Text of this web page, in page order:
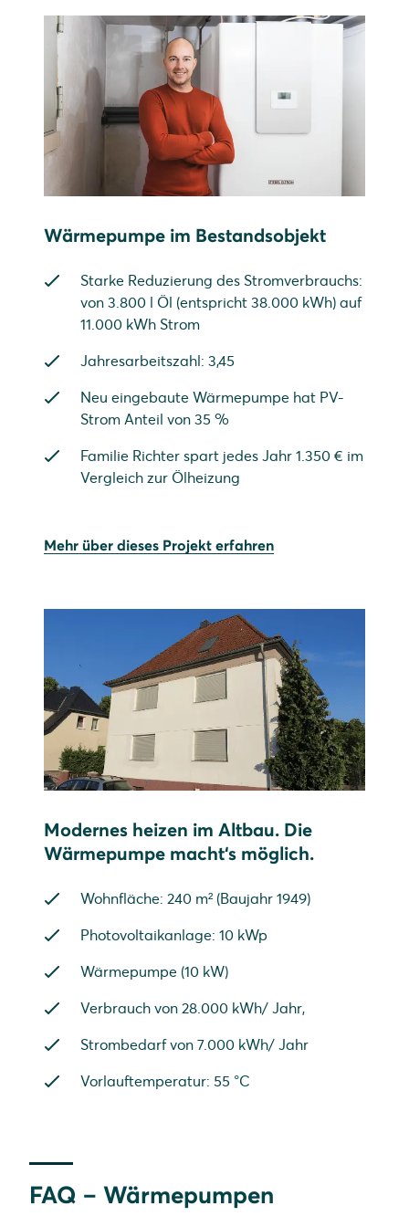
Wärmepumpe im Bestandsobjekt
Starke Reduzierung des Stromverbrauchs:
von 3.800 l Öl (entspricht 38.000 kWh) auf
11.000 kWh Strom
Jahresarbeitszahl: 3,45
Neu eingebaute Wärmepumpe hat PV-
Strom Anteil von 35 %
Familie Richter spart jedes Jahr 1.350 € im
Vergleich zur Ölheizung
Mehr über dieses Projekt erfahren
Modernes heizen im Altbau. Die
Wärmepumpe macht‘s möglich.
Wohnfläche: 240 m² (Baujahr 1949)
Photovoltaikanlage: 10 kWp
Wärmepumpe (10 kW)
Verbrauch von 28.000 kWh/ Jahr,
Strombedarf von 7.000 kWh/ Jahr
Vorlauftemperatur: 55 °C
FAQ – Wärmepumpen